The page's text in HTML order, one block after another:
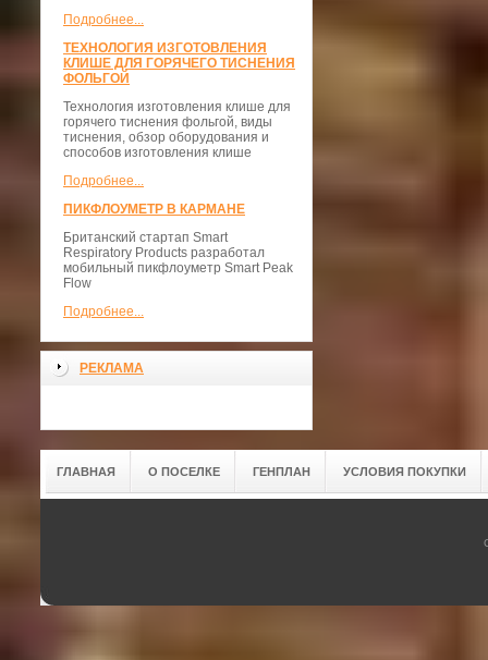
Подробнее...
ТЕХНОЛОГИЯ ИЗГОТОВЛЕНИЯ
КЛИШЕ ДЛЯ ГОРЯЧЕГО ТИСНЕНИЯ
ФОЛЬГОЙ
Технология изготовления клише для
горячего тиснения фольгой, виды
тиснения, обзор оборудования и
способов изготовления клише
Подробнее...
ПИКФЛОУМЕТР В КАРМАНЕ
Британский стартап Smart
Respiratory Products разработал
мобильный пикфлоуметр Smart Peak
Flow
Подробнее...
РЕКЛАМА
ГЛАВНАЯ О ПОСЕЛКЕ ГЕНПЛАН УСЛОВИЯ ПОКУПКИ